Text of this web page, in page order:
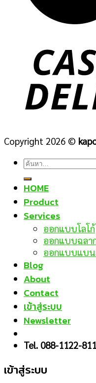
Copyright 2026 ©
ค้นหา:
HOME
Product
Services
ออกแบบโลโก้
ออกแบบฉลา
ออกแบบแบน
Blog
About
Contact
เข้าสู่ระบบ
Newsletter
Tel. 088-1122-
เข้าสู่ระบบ